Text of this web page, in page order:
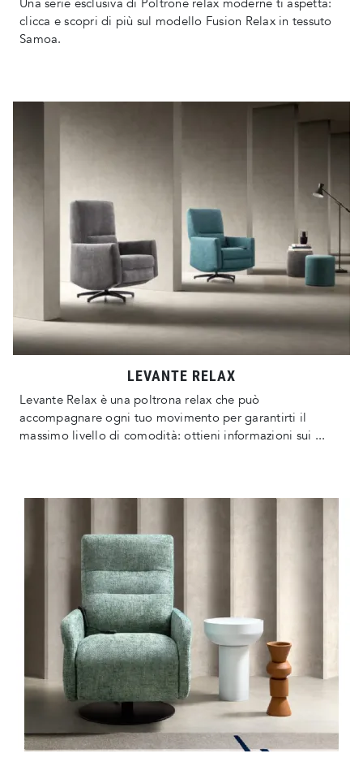
Una serie esclusiva di Poltrone relax moderne ti aspetta:
clicca e scopri di più sul modello Fusion Relax in tessuto
Samoa.
LEVANTE RELAX
Levante Relax è una poltrona relax che può
accompagnare ogni tuo movimento per garantirti il
massimo livello di comodità: ottieni informazioni sui ...